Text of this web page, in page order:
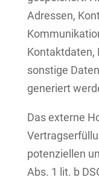
Adressen,
Kontaktdaten,
sonstige
generiert
Das externe
potenziellen
Abs. 1 lit. b